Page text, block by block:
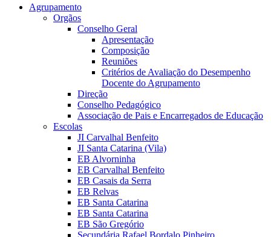
Agrupamento
Orgãos
Conselho Geral
Apresentação
Composição
Reuniões
Critérios de Avaliação do Desempenho
Docente do Agrupamento
Direção
Conselho Pedagógico
Associação de Pais e Encarregados de Educação
Escolas
JI Carvalhal Benfeito
JI Santa Catarina (Vila)
EB Alvorninha
EB Carvalhal Benfeito
EB Casais da Serra
EB Relvas
EB Santa Catarina
EB Santa Catarina
EB São Gregório
Secundária Rafael Bordalo Pinheiro